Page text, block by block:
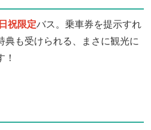
祝限定バス。乗車券を提示すれ
典も受けられる、まさに観光に